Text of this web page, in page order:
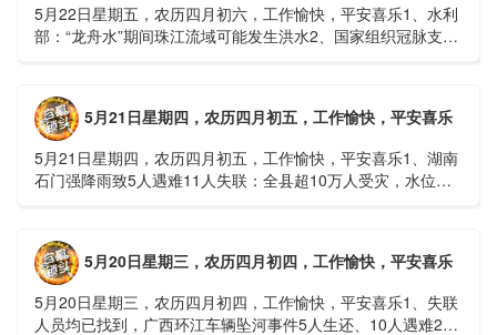
5月22日星期五，农历四月初六，工作愉快，平安喜乐1、水利
部：“龙舟水”期间珠江流域可能发生洪水2、国家组织冠脉支架
5月21日星期四，农历四月初五，工作愉快，平安喜乐
5月21日星期四，农历四月初五，工作愉快，平安喜乐1、湖南
石门强降雨致5人遇难11人失联：全县超10万人受灾，水位正
5月20日星期三，农历四月初四，工作愉快，平安喜乐
5月20日星期三，农历四月初四，工作愉快，平安喜乐1、失联
人员均已找到，广西环江车辆坠河事件5人生还、10人遇难2、